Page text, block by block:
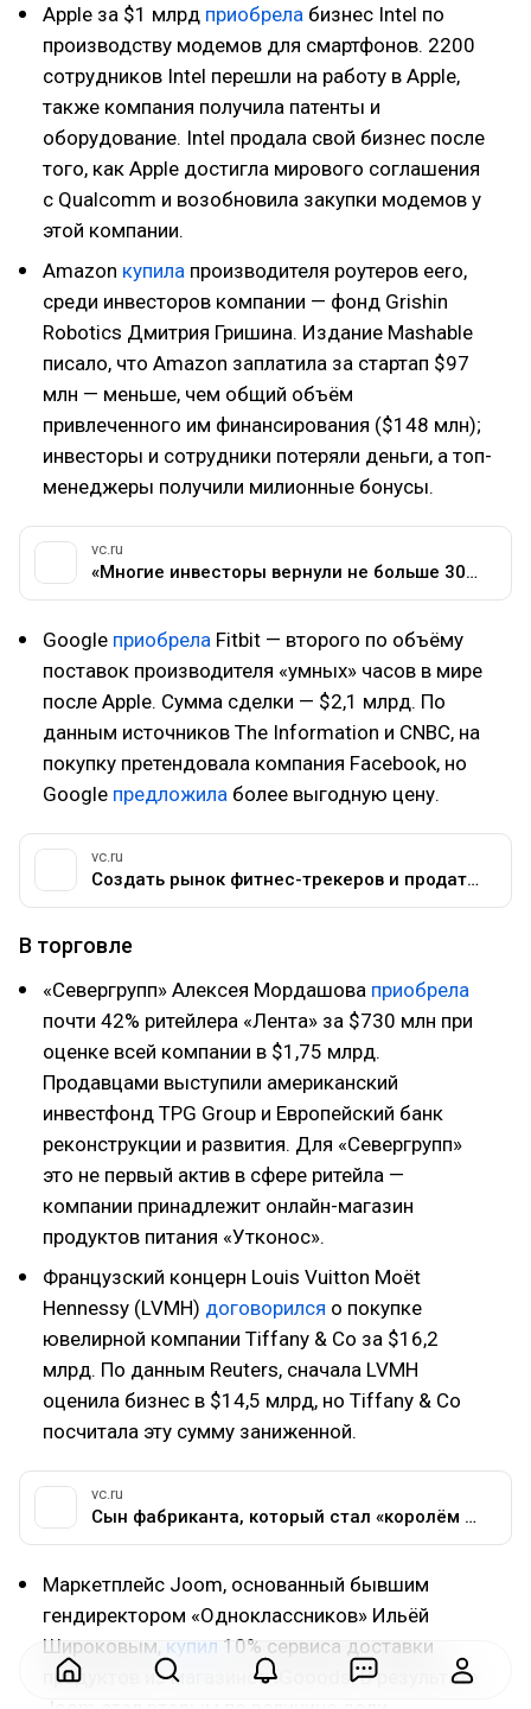
Apple за $1 млрд приобрела бизнес Intel по
производству модемов для смартфонов. 2200
сотрудников Intel перешли на работу в Apple,
также компания получила патенты и
оборудование. Intel продала свой бизнес после
того, как Apple достигла мирового соглашения
с Qualcomm и возобновила закупки модемов у
этой компании.
Amazon купила производителя роутеров eero,
среди инвесторов компании — фонд Grishin
Robotics Дмитрия Гришина. Издание Mashable
писало, что Amazon заплатила за стартап $97
млн — меньше, чем общий объём
привлеченного им финансирования ($148 млн);
инвесторы и сотрудники потеряли деньги, а топ-
менеджеры получили милионные бонусы.
vc.ru
«Многие инвесторы вернули не больше 30% своих средств»: Mashable об условиях сделки Amazon и производителя роутеров eero — Финансы на vc.ru
Google приобрела Fitbit — второго по объёму
поставок производителя «умных» часов в мире
после Apple. Сумма сделки — $2,1 млрд. По
данным источников The Information и CNBC, на
покупку претендовала компания Facebook, но
Google предложила более выгодную цену.
vc.ru
Создать рынок фитнес-трекеров и продать компанию Google за $2,1 млрд: история Fitbit — Техника на vc.ru
В торговле
«Севергрупп» Алексея Мордашова приобрела
почти 42% ритейлера «Лента» за $730 млн при
оценке всей компании в $1,75 млрд.
Продавцами выступили американский
инвестфонд TPG Group и Европейский банк
реконструкции и развития. Для «Севергрупп»
это не первый актив в сфере ритейла —
компании принадлежит онлайн-магазин
продуктов питания «Утконос».
Французский концерн Louis Vuitton Moët
Hennessy (LVMH) договорился о покупке
ювелирной компании Tiffany & Co за $16,2
млрд. По данным Reuters, сначала LVMH
оценила бизнес в $14,5 млрд, но Tiffany & Co
посчитала эту сумму заниженной.
vc.ru
Сын фабриканта, который стал «королём бриллиантов»: история основателя Tiffany Чарльза Тиффани — Офлайн на vc.ru
Маркетплейс Joom, основанный бывшим
гендиректором «Одноклассников» Ильёй
Широковым, купил 10% сервиса доставки
продуктов из магазинов iGooods. В результате